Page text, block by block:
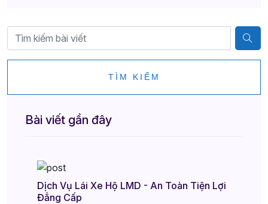
TÌM KIẾM
Bài viết gần đây
Dịch Vụ Lái Xe Hộ LMD - An Toàn Tiện Lợi
Đẳng Cấp